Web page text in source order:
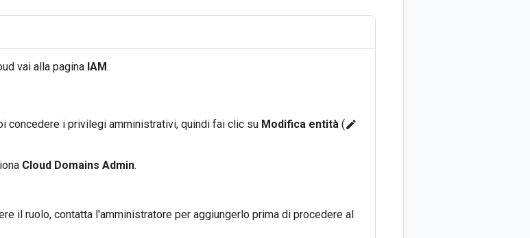
vai alla pagina IAM.
concedere i privilegi amministrativi, quindi fai clic su Modifica entità (edit
Cloud Domains Admin.
il ruolo, contatta l'amministratore per aggiungerlo prima di procedere al